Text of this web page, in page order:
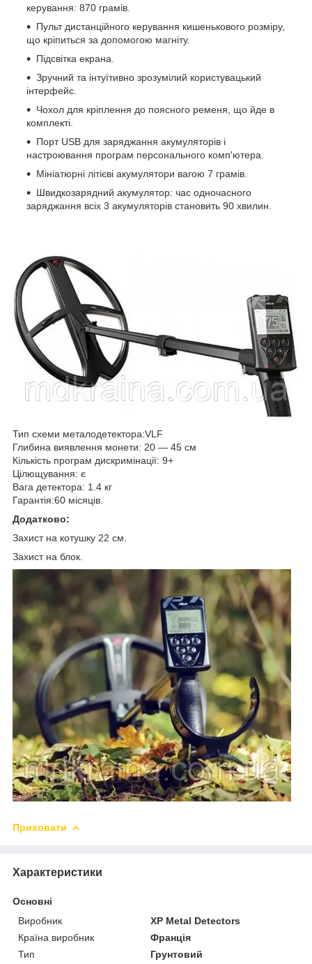
керування: 870 грамів.
Пульт дистанційного керування кишенькового розміру,
що кріпиться за допомогою магніту.
Підсвітка екрана.
Зручний та інтуїтивно зрозумілий користувацький
інтерфейс.
Чохол для кріплення до поясного ременя, що йде в
комплекті.
Порт USB для заряджання акумуляторів і
настроювання програм персонального комп'ютера.
Мініатюрні літієві акумулятори вагою 7 грамів.
Швидкозарядний акумулятор: час одночасного
заряджання всіх 3 акумуляторів становить 90 хвилин.
Тип схеми металодетектора:VLF
Глибина виявлення монети: 20 — 45 см
Кількість програм дискримінації: 9+
Цілющування: є
Вага детектора: 1.4 кг
Гарантія:60 місяців.
Додатково:
Захист на котушку 22 см.
Захист на блок.
Приховати
Характеристики
Основні
Виробник
XP Metal Detectors
Країна виробник
Франція
Тип
Грунтовий